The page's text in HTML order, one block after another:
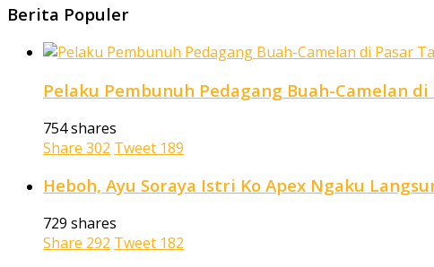
Berita Populer
Pelaku Pembunuh Pedagang Buah-Camelan
754 shares
Share 302 Tweet 189
Heboh, Ayu Soraya Istri Ko Apex Ngaku
729 shares
Share 292 Tweet 182